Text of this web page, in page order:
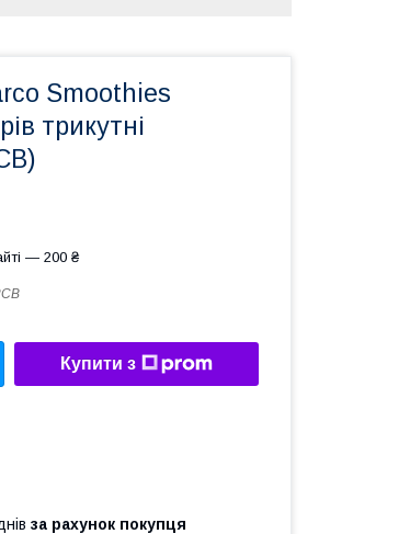
Smoothies
трикутні
— 200 ₴
Купити з
за рахунок покупця